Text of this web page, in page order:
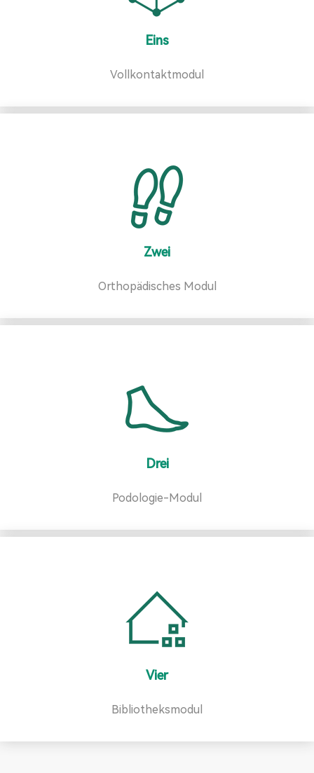
Eins
Vollkontaktmodul
Zwei
Orthopädisches Modul
Drei
Podologie-Modul
Vier
Bibliotheksmodul